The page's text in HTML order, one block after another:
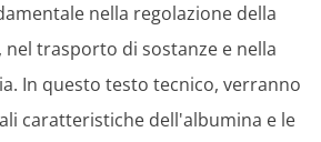
nella regolazione della
trasporto di sostanze e nella
In questo testo tecnico, verranno
caratteristiche dell'albumina e le